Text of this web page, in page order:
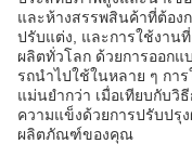
และห้างสรรพสินค้าที่ต้อง
ปรับแต่ง, และการใช้งาน
ผลิตทั่วโลก ด้วยการออก
รถนําไปใช้ในหลาย ๆ กา
แม่นยํากว่า เมื่อเทียบกับวิ
ความแข็งด้วยการปรับปรุ
ผลิตภัณฑ์ของคุณ